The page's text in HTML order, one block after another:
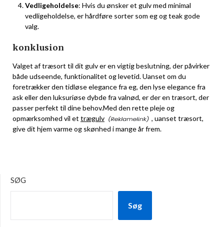
Vedligeholdelse: Hvis du ønsker et gulv med minimal
vedligeholdelse, er hårdføre sorter som eg og teak gode
valg.
konklusion
Valget af træsort til dit gulv er en vigtig beslutning, der påvirker
både udseende, funktionalitet og levetid. Uanset om du
foretrækker den tidløse elegance fra eg, den lyse elegance fra
ask eller den luksuriøse dybde fra valnød, er der en træsort, der
passer perfekt til dine behov.Med den rette pleje og
opmærksomhed vil et trægulv
, uanset træsort,
give dit hjem varme og skønhed i mange år frem.
SØG
Søg